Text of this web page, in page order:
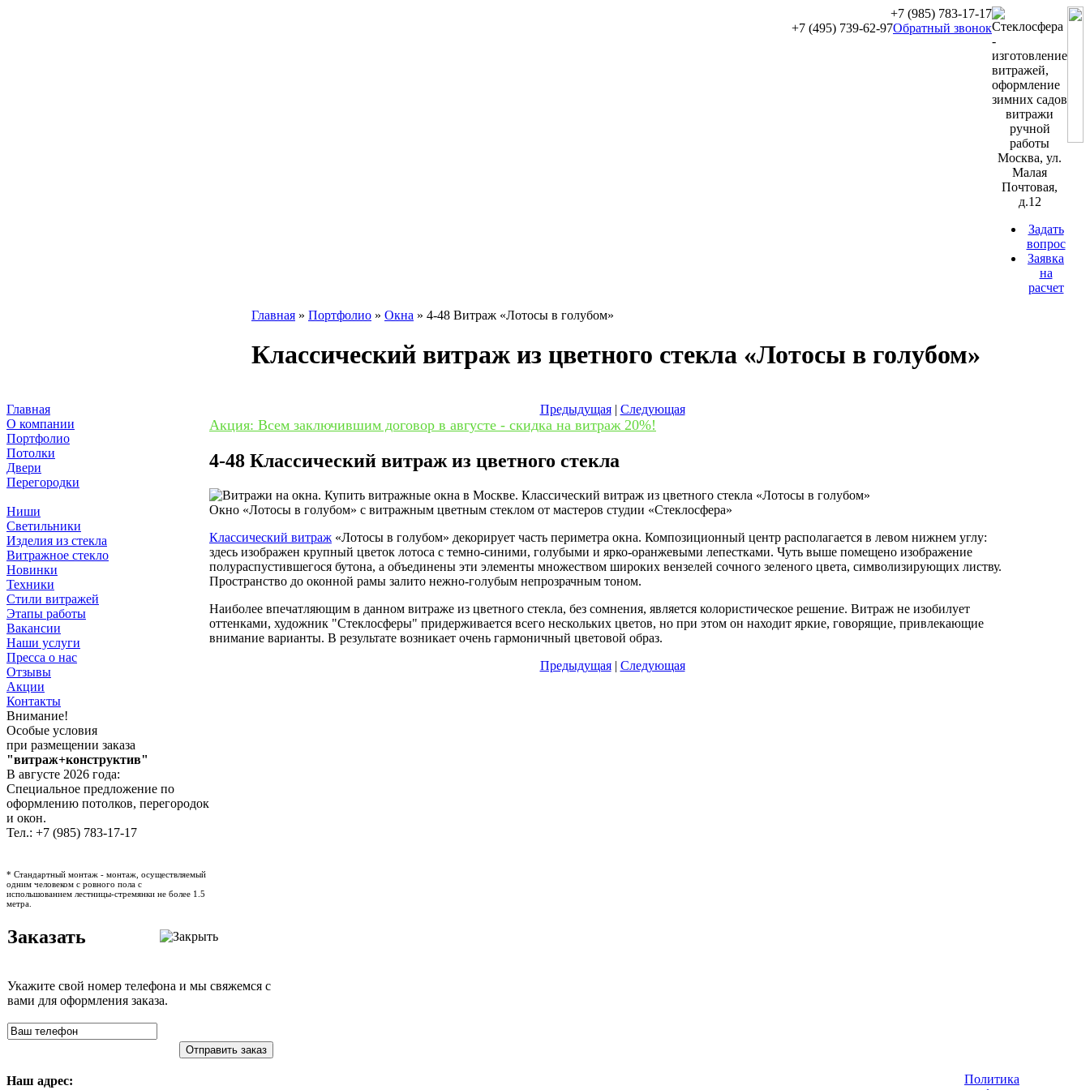
+7 (985) 783-17-17
+7 (495) 739-62-97Обратный звонок
витражи
ручной
работы
Москва, ул.
Малая
Почтовая,
д.12
Задать
вопрос
Заявка
на
расчет
Главная » Портфолио » Окна » 4-48 Витраж «Лотосы в голубом»
Классический витраж из цветного стекла «Лотосы в голубом»
Главная
О компании
Портфолио
Потолки
Двери
Перегородки
Ниши
Светильники
Изделия из стекла
Витражное стекло
Новинки
Техники
Стили витражей
Этапы работы
Вакансии
Наши услуги
Пресса о нас
Отзывы
Акции
Контакты
Внимание!
Особые условия
при размещении заказа
"витраж+конструктив"
В августе 2026 года:
Специальное предложение по
оформлению потолков, перегородок
и окон.
Тел.: +7 (985) 783-17-17
* Стандартный монтаж - монтаж, осуществляемый
одним человеком с ровного пола с
испольшованием лестницы-стремянки не более 1.5
метра.
Предыдущая| Следующая
Акция: Всем заключившим договор в августе - скидка на витраж 20%!
4-48 Классический витраж из цветного стекла
Окно «Лотосы в голубом» с витражным цветным стеклом от мастеров студии «Стеклосфера»
Классический витраж «Лотосы в голубом» декорирует часть периметра окна. Композиционный центр располагается в левом нижнем углу:
здесь изображен крупный цветок лотоса с темно-синими, голубыми и ярко-оранжевыми лепестками. Чуть выше помещено изображение
полураспустившегося бутона, а объединены эти элементы множеством широких вензелей сочного зеленого цвета, символизирующих листву.
Пространство до оконной рамы залито нежно-голубым непрозрачным тоном.
Наиболее впечатляющим в данном витраже из цветного стекла, без сомнения, является колористическое решение. Витраж не изобилует
оттенками, художник "Стеклосферы" придерживается всего нескольких цветов, но при этом он находит яркие, говорящие, привлекающие
внимание варианты. В результате возникает очень гармоничный цветовой образ.
Предыдущая| Следующая
Заказать
Укажите свой номер телефона и мы свяжемся с
вами для оформления заказа.
Отправить заказ
Наш адрес:
Политика